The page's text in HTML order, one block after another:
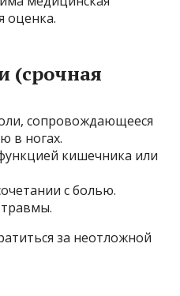
оценка.
(срочная
сопровождающееся
в ногах.
кишечника или
с болью.
за неотложной